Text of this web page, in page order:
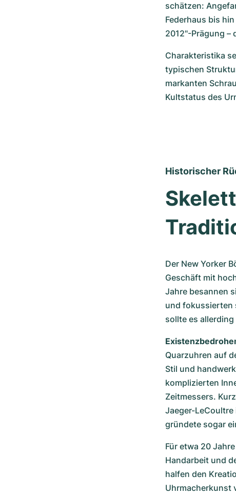
schätzen:
Federhaus bis
2012"-Prägung –
Charakteristika
typischen
markanten
Kultstatus des
Historischer
Der New Yorker
Geschäft mit
Jahre besannen
und fokussierten
sollte es
Quarzuhren auf
Stil und
komplizierten
Zeitmessers.
Jaeger-
gründete sogar
Für etwa 20
Handarbeit und
halfen den
Uhrmacherkunst